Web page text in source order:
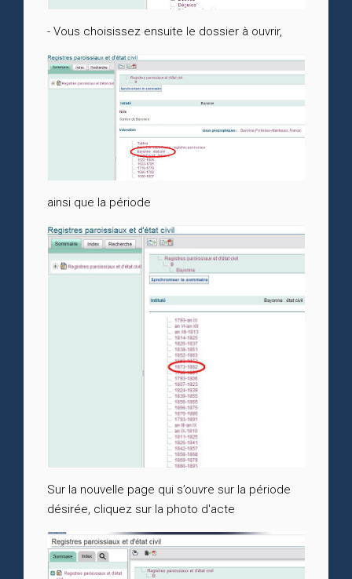
- Vous choisissez ensuite le dossier à ouvrir,
ainsi que la période
Sur la nouvelle page qui s’ouvre sur la période
désirée, cliquez sur la photo d'acte